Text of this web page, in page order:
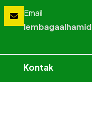
Email
lembagaalhamid
Kontak